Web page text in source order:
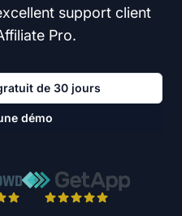
support client
Pro.
de 30 jours
démo